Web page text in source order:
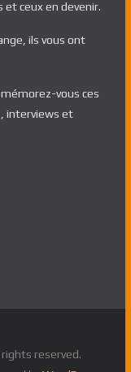
ceux en devenir.
ils vous ont
vous ces
interviews et
rights reserved.